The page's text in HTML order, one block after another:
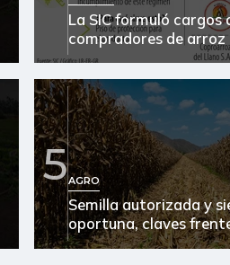
La SIC formuló cargos
compradores de arroz
5AGRO
Semilla autorizada y
oportuna, claves